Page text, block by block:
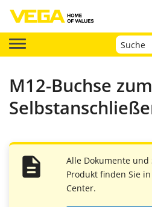
M12-Buchse zum
Alle Dokumente
Produkt finden Sie
Center.